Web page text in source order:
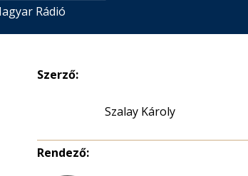
Rádió
Szerző:
Szalay Károly
Rendező: